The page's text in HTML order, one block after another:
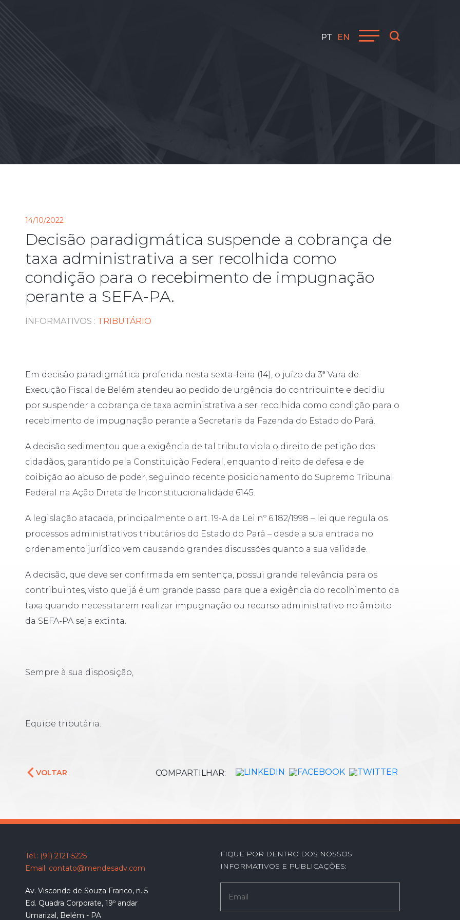
PT EN
14/10/2022
Decisão paradigmática suspende a cobrança de
taxa administrativa a ser recolhida como
condição para o recebimento de impugnação
perante a SEFA-PA.
INFORMATIVOS : TRIBUTÁRIO
Em decisão paradigmática proferida nesta sexta-feira (14), o juízo da 3ª Vara de
Execução Fiscal de Belém atendeu ao pedido de urgência do contribuinte e decidiu
por suspender a cobrança de taxa administrativa a ser recolhida como condição para o
recebimento de impugnação perante a Secretaria da Fazenda do Estado do Pará.
A decisão sedimentou que a exigência de tal tributo viola o direito de petição dos
cidadãos, garantido pela Constituição Federal, enquanto direito de defesa e de
coibição ao abuso de poder, seguindo recente posicionamento do Supremo Tribunal
Federal na Ação Direta de Inconstitucionalidade 6145.
A legislação atacada, principalmente o art. 19-A da Lei nº 6.182/1998 – lei que regula os
processos administrativos tributários do Estado do Pará – desde a sua entrada no
ordenamento jurídico vem causando grandes discussões quanto a sua validade.
A decisão, que deve ser confirmada em sentença, possui grande relevância para os
contribuintes, visto que já é um grande passo para que a exigência do recolhimento da
taxa quando necessitarem realizar impugnação ou recurso administrativo no âmbito
da SEFA-PA seja extinta.
Sempre à sua disposição,
Equipe tributária.
VOLTAR COMPARTILHAR:
Tel.: (91) 2121-5225
Email: contato@mendesadv.com
Av. Visconde de Souza Franco, n. 5
Ed. Quadra Corporate, 19º andar
Umarizal, Belém - PA
FIQUE POR DENTRO DOS NOSSOS
INFORMATIVOS E PUBLICAÇÕES: